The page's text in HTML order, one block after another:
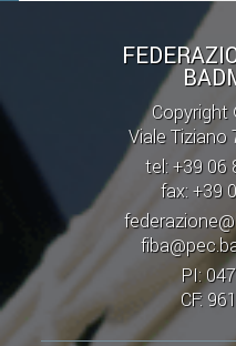
Copyright
Viale Tiziano
tel: +39 06
fax: +39
PI:
CF: